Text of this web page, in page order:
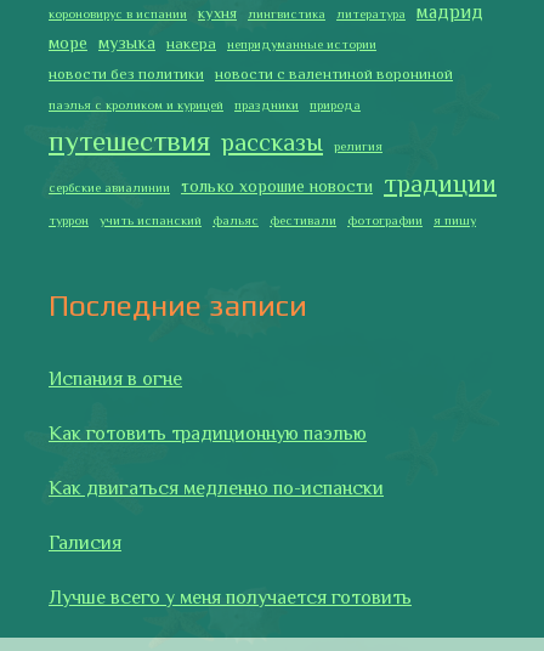
короновирус в испании кухня лингвистика литература мадрид
море музыка накера непридуманные истории
новости без политики новости с валентиной ворониной
паэлья с кроликом и курицей праздники природа
путешествия рассказы религия
сербские авиалинии только хорошие новости традиции
туррон учить испанский фальяс фестивали фотографии я пишу
Последние записи
Испания в огне
Как готовить традиционную паэлью
Как двигаться медленно по-испански
Галисия
Лучше всего у меня получается готовить